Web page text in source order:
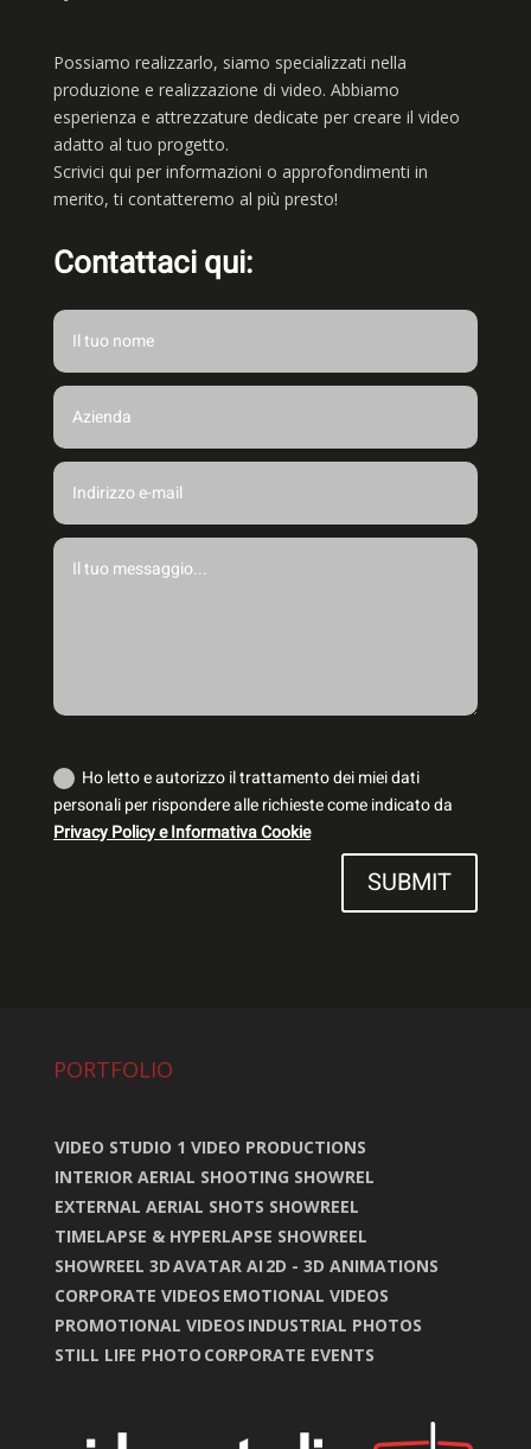
Possiamo realizzarlo, siamo specializzati nella
produzione e realizzazione di video. Abbiamo
esperienza e attrezzature dedicate per creare il video
adatto al tuo progetto.
Scrivici qui per informazioni o approfondimenti in
merito, ti contatteremo al più presto!
Contattaci qui:
Ho letto e autorizzo il trattamento dei miei dati
personali per rispondere alle richieste come indicato da
Privacy Policy e Informativa Cookie
SUBMIT
PORTFOLIO
VIDEO STUDIO 1 VIDEO PRODUCTIONS
INTERIOR AERIAL SHOOTING SHOWREL
EXTERNAL AERIAL SHOTS SHOWREEL
TIMELAPSE & HYPERLAPSE SHOWREEL
SHOWREEL 3DAVATAR AI 2D - 3D ANIMATIONS
CORPORATE VIDEOS EMOTIONAL VIDEOS
PROMOTIONAL VIDEOS INDUSTRIAL PHOTOS
STILL LIFE PHOTO CORPORATE EVENTS